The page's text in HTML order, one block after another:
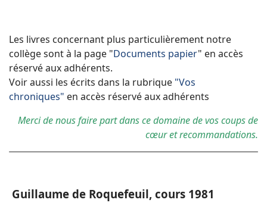
Les livres concernant plus particulièrement notre
collège sont à la page "Documents papier" en accès
réservéaux adhérents.
Voir aussi les écrits dans la rubrique "Vos
chroniques" en accès réservé aux adhérents
Merci de nous faire part dans ce domaine de vos coups de
cœur et recommandations.
Guillaume de Roquefeuil, cours 1981